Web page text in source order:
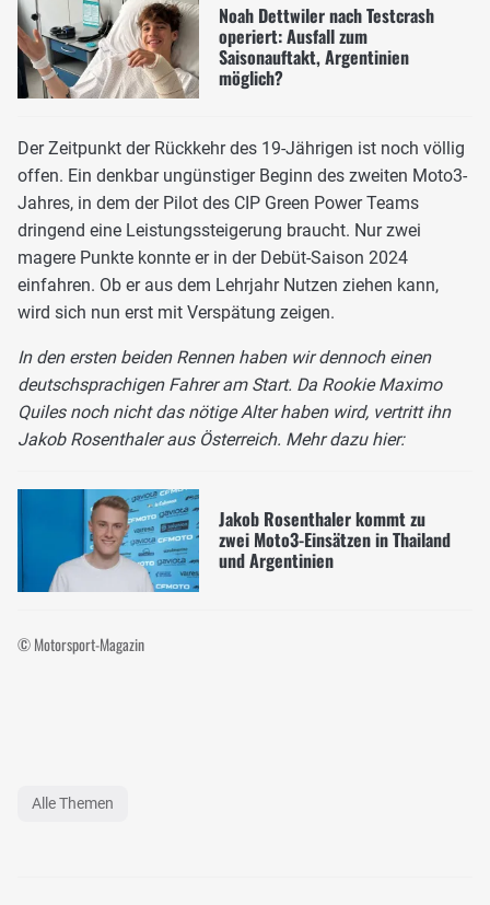
Noah Dettwiler nach Testcrash
operiert: Ausfall zum
Saisonauftakt, Argentinien
möglich?
Der Zeitpunkt der Rückkehr des 19-Jährigen ist noch völlig
offen. Ein denkbar ungünstiger Beginn des zweiten Moto3-
Jahres, in dem der Pilot des CIP Green Power Teams
dringend eine Leistungssteigerung braucht. Nur zwei
magere Punkte konnte er in der Debüt-Saison 2024
einfahren. Ob er aus dem Lehrjahr Nutzen ziehen kann,
wird sich nun erst mit Verspätung zeigen.
In den ersten beiden Rennen haben wir dennoch einen
deutschsprachigen Fahrer am Start. Da Rookie Maximo
Quiles noch nicht das nötige Alter haben wird, vertritt ihn
Jakob Rosenthaler aus Österreich. Mehr dazu hier:
Jakob Rosenthaler kommt zu
zwei Moto3-Einsätzen in Thailand
und Argentinien
© Motorsport-Magazin
Alle Themen